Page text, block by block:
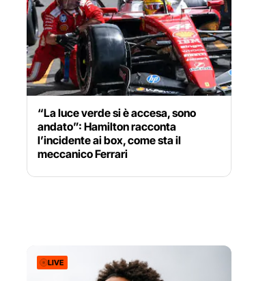
“La luce verde si è accesa, sono
andato”: Hamilton racconta
l’incidente ai box, come sta il
meccanico Ferrari
LIVE